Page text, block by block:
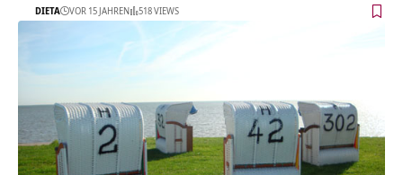
DIETA VOR 15 JAHREN 518 VIEWS